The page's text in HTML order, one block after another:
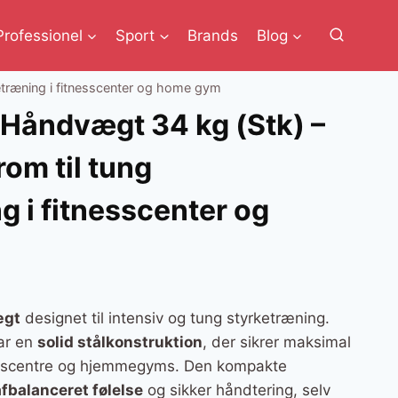
Sport Brands Blog
i fitnesscenter og home gym
34 kg (Stk) –
til tung
i fitnesscenter og
designet til intensiv og tung styrketræning.
en solid stålkonstruktion, der sikrer maksimal
og hjemmegyms. Den kompakte
følelseog sikker håndtering, selv